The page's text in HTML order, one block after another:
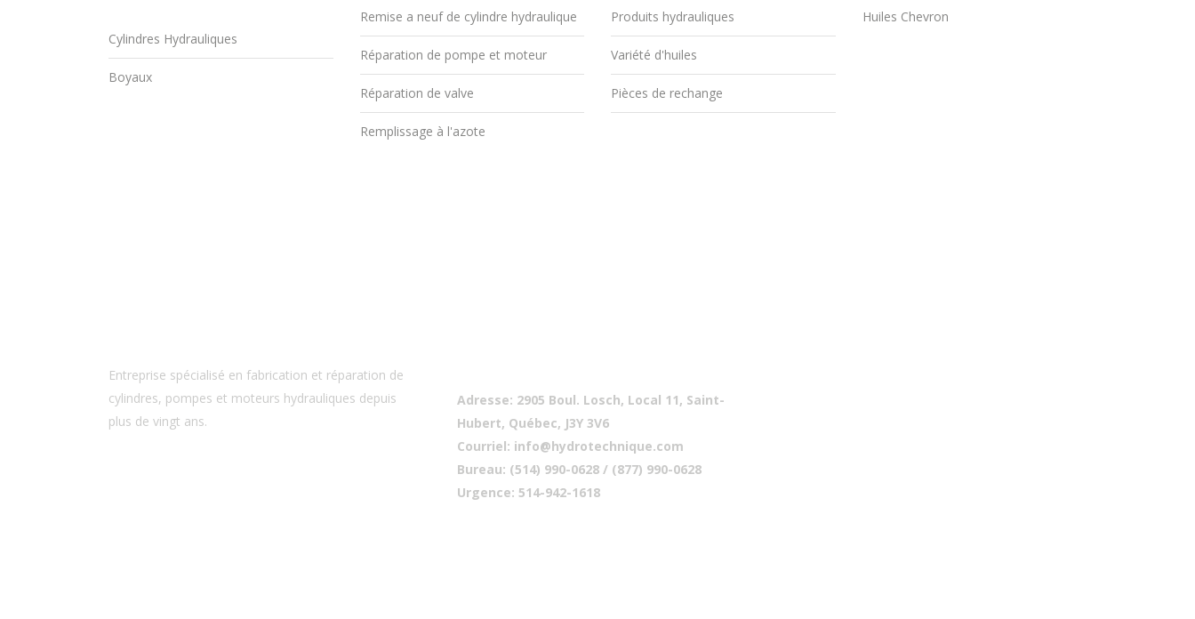
Cylindres Hydrauliques
Boyaux
Remise a neuf de cylindre hydraulique
Réparation de pompe et moteur
Réparation de valve
Remplissage à l'azote
Produits hydrauliques
Variété d'huiles
Pièces de rechange
Huiles Chevron
Entreprise spécialisé en fabrication et réparation de
cylindres, pompes et moteurs hydrauliques depuis
plus de vingt ans.
Adresse: 2905 Boul. Losch, Local 11, Saint-
Hubert, Québec, J3Y 3V6
Courriel: info@hydrotechnique.com
Bureau: (514) 990-0628 / (877) 990-0628
Urgence: 514-942-1618